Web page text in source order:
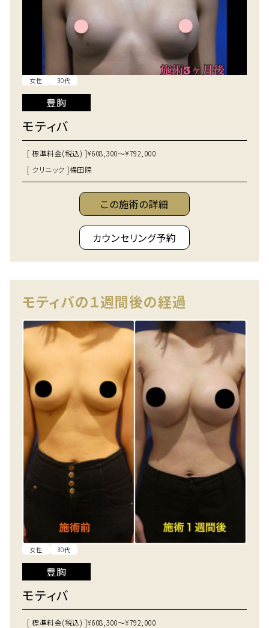
女性 30代
豊胸
モティバ
[ 標準料金(税込) ]¥608,300～¥792,000
[ クリニック ]梅田院
この施術の詳細
カウンセリング予約
モティバの１週間後の経過
女性 30代
豊胸
モティバ
[ 標準料金(税込) ]¥608,300～¥792,000